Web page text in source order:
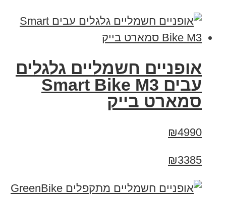
אופניים חשמליים גלגלים
עבים Smart Bike M3
סמארט בייק
₪4990
₪3385